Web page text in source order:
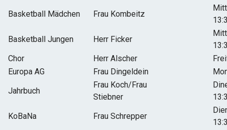
Basketball Mädchen
Frau Kombeitz
Basketball Jungen
Herr Ficker
Chor
Herr Alscher
Europa AG
Frau Dingeldein
Jahrbuch
Frau Koch/Frau
Stiebner
KoBaNa
Frau Schrepper